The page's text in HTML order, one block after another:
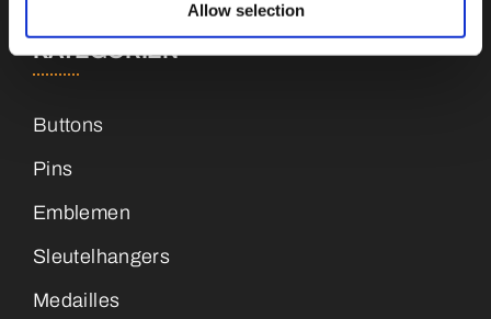
Allow selection
KATEGORIEN
Buttons
Pins
Emblemen
Sleutelhangers
Medailles